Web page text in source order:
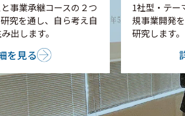
事業承継コースの２つ
究を通し、自ら考え自
出します。
を見る
1社型・テー
規事業開発
研究します。